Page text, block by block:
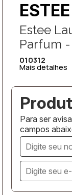
Estee
Parfum
010312
Mais detalhes
Para ser
campos